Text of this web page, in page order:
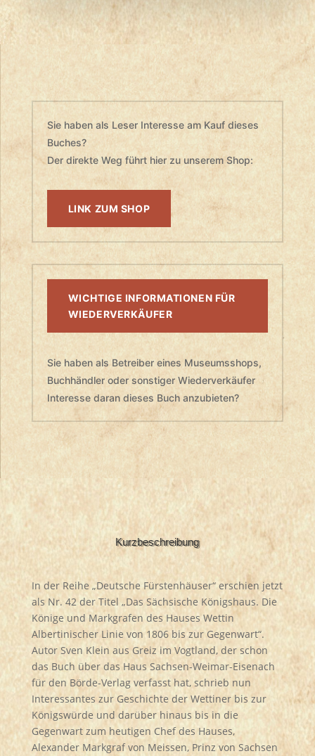
Sie haben als Leser Interesse am Kauf dieses
Buches?
Der direkte Weg führt hier zu unserem Shop:
LINK ZUM SHOP
WICHTIGE INFORMATIONEN FÜR
WIEDERVERKÄUFER
Sie haben als Betreiber eines Museumsshops,
Buchhändler oder sonstiger Wiederverkäufer
Interesse daran dieses Buch anzubieten?
Kurzbeschreibung
In der Reihe „Deutsche Fürstenhäuser“ erschien jetzt
als Nr. 42 der Titel „Das Sächsische Königshaus. Die
Könige und Markgrafen des Hauses Wettin
Albertinischer Linie von 1806 bis zur Gegenwart“.
Autor Sven Klein aus Greiz im Vogtland, der schon
das Buch über das Haus Sachsen-Weimar-Eisenach
für den Börde-Verlag verfasst hat, schrieb nun
Interessantes zur Geschichte der Wettiner bis zur
Königswürde und darüber hinaus bis in die
Gegenwart zum heutigen Chef des Hauses,
Alexander Markgraf von Meissen, Prinz von Sachsen